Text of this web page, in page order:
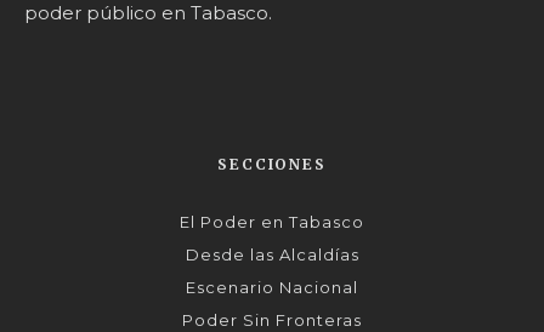
poder público en Tabasco.
SECCIONES
El Poder en Tabasco
Desde las Alcaldías
Escenario Nacional
Poder Sin Fronteras